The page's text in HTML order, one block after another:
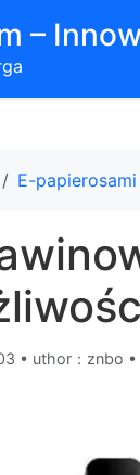
–
E-papierosami
• uthor：znbo •